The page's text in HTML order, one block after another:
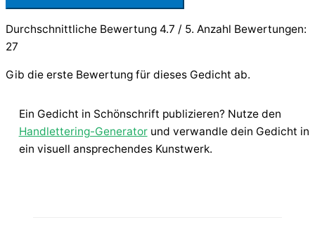
Durchschnittliche Bewertung 4.7 / 5. Anzahl Bewertungen:
27
Gib die erste Bewertung für dieses Gedicht ab.
Ein Gedicht in Schönschrift publizieren? Nutze den
Handlettering-Generatorund verwandle dein Gedicht in
ein visuell ansprechendes Kunstwerk.